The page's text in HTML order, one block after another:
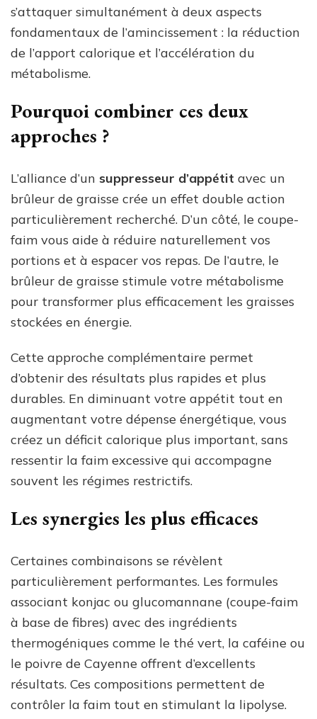
s’attaquer simultanément à deux aspects
fondamentaux de l’amincissement : la réduction
de l’apport calorique et l’accélération du
métabolisme.
Pourquoi combiner ces deux
approches ?
L’alliance d’un suppresseur d’appétit avec un
brûleur de graisse crée un effet double action
particulièrement recherché. D’un côté, le coupe-
faim vous aide à réduire naturellement vos
portions et à espacer vos repas. De l’autre, le
brûleur de graisse stimule votre métabolisme
pour transformer plus efficacement les graisses
stockées en énergie.
Cette approche complémentaire permet
d’obtenir des résultats plus rapides et plus
durables. En diminuant votre appétit tout en
augmentant votre dépense énergétique, vous
créez un déficit calorique plus important, sans
ressentir la faim excessive qui accompagne
souvent les régimes restrictifs.
Les synergies les plus efficaces
Certaines combinaisons se révèlent
particulièrement performantes. Les formules
associant konjac ou glucomannane (coupe-faim
à base de fibres) avec des ingrédients
thermogéniques comme le thé vert, la caféine ou
le poivre de Cayenne offrent d’excellents
résultats. Ces compositions permettent de
contrôler la faim tout en stimulant la lipolyse.